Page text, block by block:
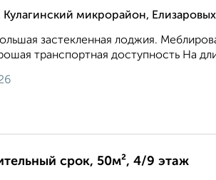
микрорайон,
застекленная лоджия.
транспортная доступность На
срок, 50м², 4/9 этаж